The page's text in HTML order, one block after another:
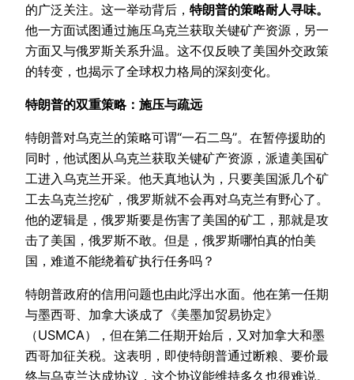
的广泛关注。这一举动背后， 特朗普的策略耐人寻味。
他一方面试图通过施压乌克兰获取关键矿产资源，另一
方面又与俄罗斯关系升温。这不仅反映了美国外交政策
的转变，也揭示了全球权力格局的深刻变化。
特朗普的双重策略：施压与疏远
特朗普对乌克兰的策略可谓“一石二鸟”。在暂停援助的
同时，他试图从乌克兰获取关键矿产资源，派遣美国矿
工进入乌克兰开采。他天真地认为，只要美国派几个矿
工去乌克兰挖矿，俄罗斯就不会再对乌克兰有野心了。
他的逻辑是，俄罗斯要是伤害了美国的矿工，那就是攻
击了美国，俄罗斯不敢。但是，俄罗斯哪怕真的怕美
国，难道不能绕着矿执行任务吗？
特朗普政府的信用问题也由此浮出水面。他在第一任期
与墨西哥、加拿大谈成了《美墨加贸易协定》
（USMCA），但在第二任期开始后，又对加拿大和墨
西哥加征关税。这表明，即使特朗普通过断粮、要价最
终与乌克兰达成协议，这个协议能维持多久也很难说。